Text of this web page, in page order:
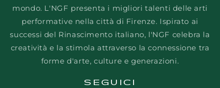
mondo. L'NGF presenta i migliori talenti delle arti
performative nella città di Firenze. Ispirato ai
successi del Rinascimento italiano, l'NGF celebra la
creatività e la stimola attraverso la connessione tra
forme d'arte, culture e generazioni.
SEGUICI